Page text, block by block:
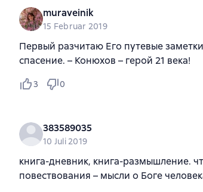
muraveinik
15 Februar 2019
Первый разчитаю Его путевые
спасение. – Конюхов – герой 21 века!
3 0
383589035
10 Juli 2019
книга-дневник, книга-размышление.
повествования – мысли о Боге